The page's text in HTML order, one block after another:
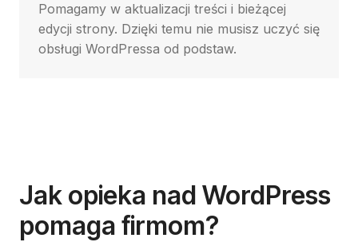
Pomagamy w aktualizacji treści i bieżącej
edycji strony. Dzięki temu nie musisz uczyć się
obsługi WordPressa od podstaw.
Jak opieka nad WordPress
pomaga firmom?